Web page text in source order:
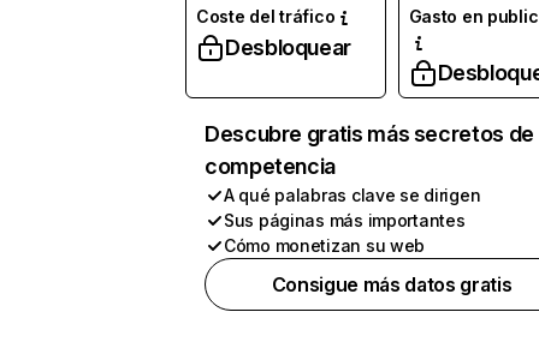
Coste del tráfico
Desbloquear
Gasto en
Descubre gratis más secretos de
competencia
A qué palabras clave se dirigen
Sus páginas más importantes
Cómo monetizan su web
Consigue más datos gratis